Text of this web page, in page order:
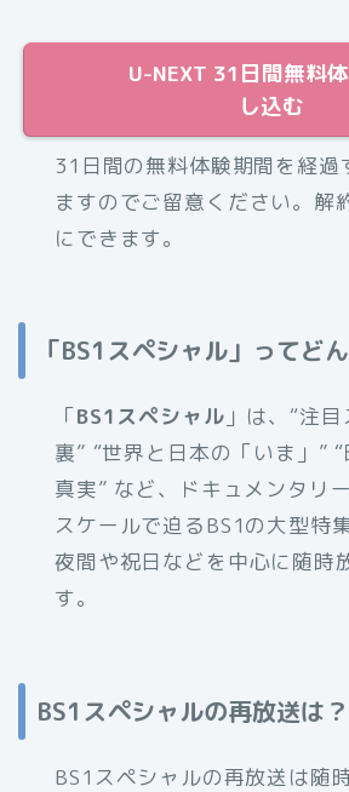
U-NEXT 31日間無料
し込む
31日間の無料体験期間を経過
ますのでご留意ください。解
にできます。
「BS1スペシャル」ってど
「BS1スペシャル 」は、“注
裏” “世界と日本の「いま」”
真実” など、ドキュメンタリ
スケールで迫るBS1の大型特
夜間や祝日などを中心に随時
す。
BS1スペシャルの再放送は？
BS1スペシャルの再放送は随